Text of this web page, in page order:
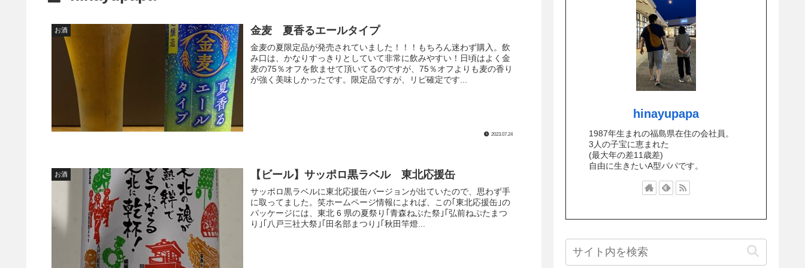
お酒 金麦 夏香るエールタイプ
金麦の夏限定品が発売されていました！！！もちろん迷わず購入。飲
み口は、かなりすっきりとしていて非常に飲みやすい！日頃はよく金
麦の75％オフを飲ませて頂いてるのですが、75％オフよりも麦の香り
が強く美味しかったです。限定品ですが、リピ確定です...
2023.07.24
お酒 【ビール】サッポロ黒ラベル 東北応援缶
サッポロ黒ラベルに東北応援缶バージョンが出ていたので、思わず手
に取ってました。笑ホームページ情報によれば、この｢東北応援缶｣の
パッケージには、東北 6 県の夏祭り｢青森ねぶた祭｣｢弘前ねぷたまつ
り｣｢八戸三社大祭｣｢田名部まつり｣｢秋田竿燈...
hinayupapa
1987年生まれの福島県在住の会社員。
3人の子宝に恵まれた
(最大年の差11歳差)
自由に生きたいA型パパです。